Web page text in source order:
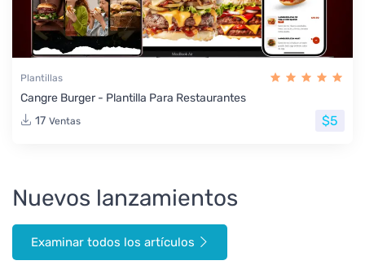
Plantillas
Cangre Burger - Plantilla Para Restaurantes
17 Ventas $5
Nuevos lanzamientos
Examinar todos los artículos